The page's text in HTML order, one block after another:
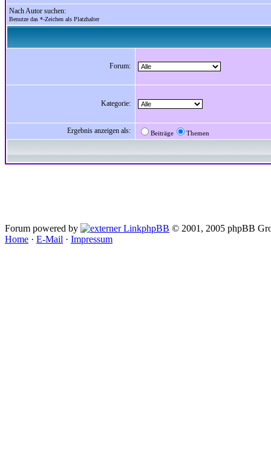
Nach Autor suchen:
Benutze das *-Zeichen als Platzhalter
Forum:
Kategorie:
Ergebnis anzeigen als: Beiträge Themen
Forum powered by phpBB © 2001, 2005 phpBB
Home · E-Mail · Impressum